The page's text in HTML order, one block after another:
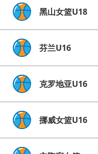
黑山女篮U18
芬兰U16
克罗地亚U16
挪威女篮U16